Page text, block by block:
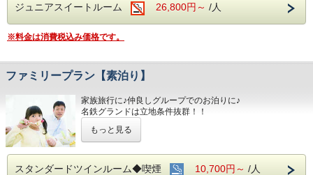
ジュニアスイートルーム 26,800円～ /人
※料金は消費税込み価格です。
ファミリープラン【素泊り】
家族旅行に♪仲良しグループでのお泊りに♪
名鉄グランドは立地条件抜群！！
！！さらに！！
☆★家族旅行には嬉しい♪添い寝のお子様は
無料で宿泊ＯＫです
もっと見る
スタンダードツインルーム◆喫煙 10,700円～ /人